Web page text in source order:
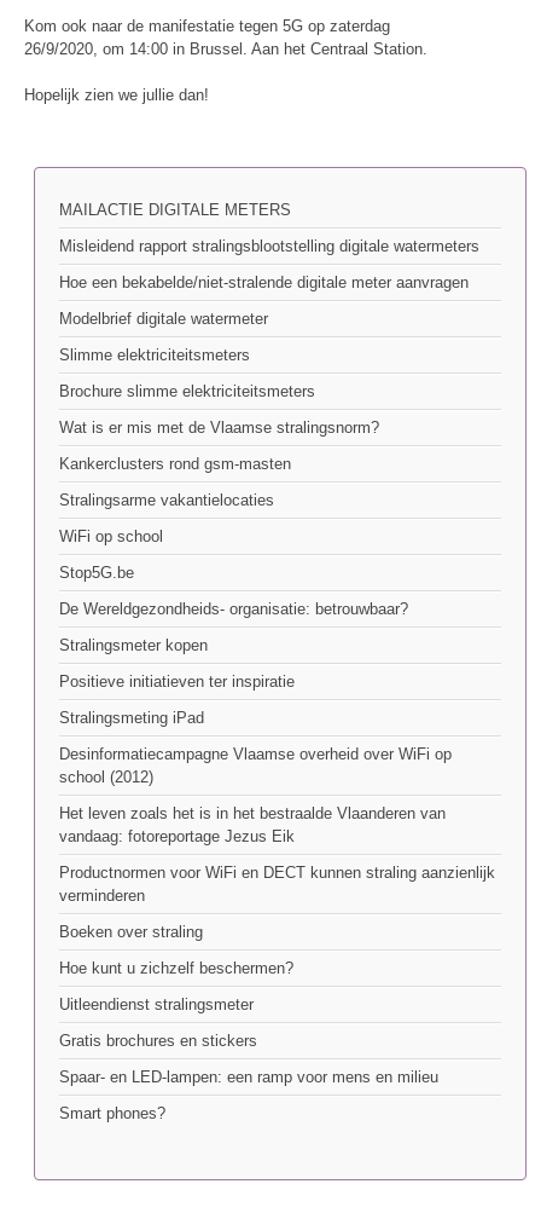
Kom ook naar de manifestatie tegen 5G op zaterdag
26/9/2020, om 14:00 in Brussel. Aan het Centraal Station.
Hopelijk zien we jullie dan!
MAILACTIE DIGITALE METERS
Misleidend rapport stralingsblootstelling digitale watermeters
Hoe een bekabelde/niet-stralende digitale meter aanvragen
Modelbrief digitale watermeter
Slimme elektriciteitsmeters
Brochure slimme elektriciteitsmeters
Wat is er mis met de Vlaamse stralingsnorm?
Kankerclusters rond gsm-masten
Stralingsarme vakantielocaties
WiFi op school
Stop5G.be
De Wereldgezondheids- organisatie: betrouwbaar?
Stralingsmeter kopen
Positieve initiatieven ter inspiratie
Stralingsmeting iPad
Desinformatiecampagne Vlaamse overheid over WiFi op
school (2012)
Het leven zoals het is in het bestraalde Vlaanderen van
vandaag: fotoreportage Jezus Eik
Productnormen voor WiFi en DECT kunnen straling aanzienlijk
verminderen
Boeken over straling
Hoe kunt u zichzelf beschermen?
Uitleendienst stralingsmeter
Gratis brochures en stickers
Spaar- en LED-lampen: een ramp voor mens en milieu
Smart phones?